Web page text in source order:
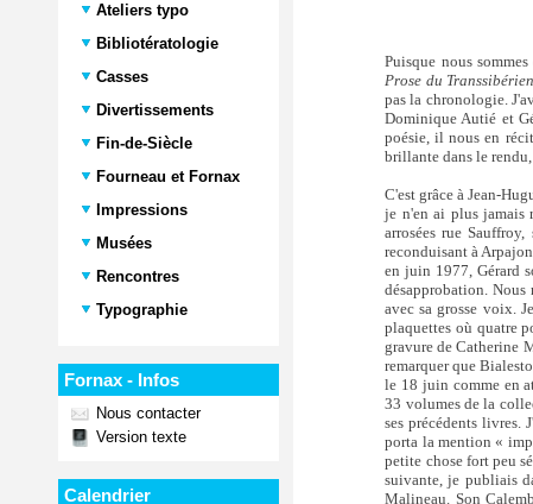
Ateliers typo
Bibliotératologie
Casses
Divertissements
Fin-de-Siècle
Fourneau et Fornax
Impressions
Musées
Rencontres
Typographie
Fornax - Infos
Nous contacter
Version texte
Calendrier
Puisque nous
Prose du Transsibérien
pas la chronologie.
Dominique Autié et
poésie, il nous en
brillante dans le
C'est grâce à Jean-
je n'en ai plus jamais
arrosées rue
reconduisant à
en juin 1977, Gérard
désapprobation.
avec sa grosse voix.
plaquettes où quatre
gravure de Catherine
remarquer que
le 18 juin comme en
33 volumes de la
ses précédents livres.
porta la mention «
petite chose fort peu
suivante, je publiais
Malineau. Son